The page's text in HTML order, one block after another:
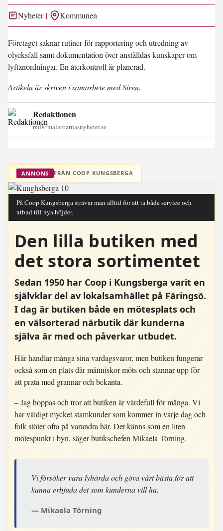
Nyheter Kommunen
Företaget saknar rutiner för rapportering och utredning av
olycksfall samt dokumentation över anställdas kunskaper om
lyftanordningar. En återkontroll är planerad.
Artikeln är skriven i samarbete med Siren.
Redaktionen
red@malaroarnasnyheter.se
ANNONS FRÅN COOP KUNGSBERGA
På Coop Kungsberga strävar man alltid för att ta både service och
utbud till nya höjder.
Den lilla butiken med
det stora sortimentet
Sedan 1950 har Coop i Kungsberga varit en
självklar del av lokalsamhället på Färingsö.
I dag är butiken både en mötesplats och
en välsorterad närbutik där kunderna
själva är med och påverkar utbudet.
Här handlar många sina vardagsvaror, men butiken fungerar
också som en plats där människor möts och stannar upp för
att prata med grannar och bekanta.
– Jag hoppas och tror att butiken är värdefull för många. Vi
har väldigt mycket stamkunder som kommer in varje dag och
folk stöter ofta på varandra här. Det känns som en liten
mötespunkt i byn, säger butikschefen Mikaela Törning.
Vi försöker vara lyhörda och göra vårt bästa för att
kunna erbjuda det som kunderna vill ha.
Mikaela Törning